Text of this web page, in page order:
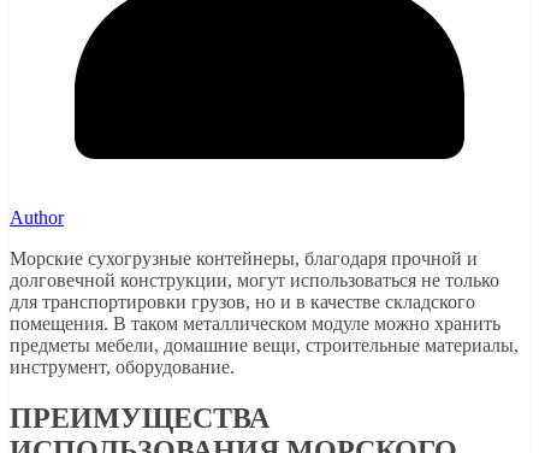
Author
Морские сухогрузные контейнеры, благодаря прочной и
долговечной конструкции, могут использоваться не только
для транспортировки грузов, но и в качестве складского
помещения. В таком металлическом модуле можно хранить
предметы мебели, домашние вещи, строительные материалы,
инструмент, оборудование.
ПРЕИМУЩЕСТВА